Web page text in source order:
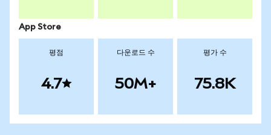
App Store
평점
4.7
다운로드 수
50M+
평가 수
75.8K